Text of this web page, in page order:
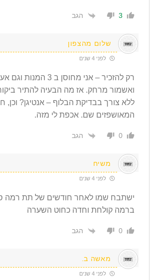
3 הגב
שלום מהצפון
לפני 4 שנים
רק להזכיר – אני מחוסן ב 3
ואשמור מרחק. אז מה הבעיה להתיר
ללא צורך בבדיקת הבלוף – אנטיגן? וכן,
המאושפזים שם. אכפת לי מזה.
0 הגב
משיח
לפני 4 שנים
ישתבח שמו לאחר חודשים של תת רמה
ברמה קולחת וחדה כחוט השערה
0 הגב
מאשה ב.
לפני 4 שנים